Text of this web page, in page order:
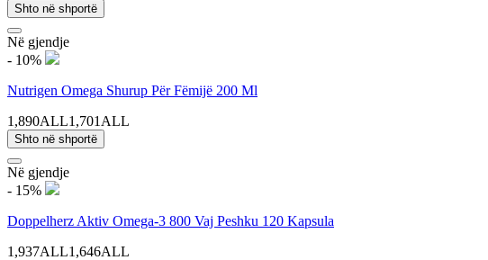
Shto në shportë
Në gjendje
- 10%
Nutrigen Omega Shurup Për Fëmijë 200 Ml
1,890ALL1,701ALL
Shto në shportë
Në gjendje
- 15%
Doppelherz Aktiv Omega-3 800 Vaj Peshku 120 Kapsula
1,937ALL1,646ALL